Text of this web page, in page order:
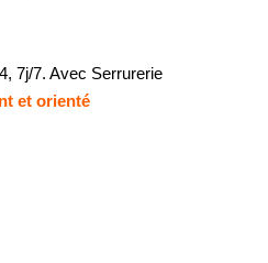
7j/7. Avec Serrurerie
et orienté